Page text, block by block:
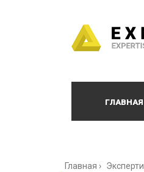
ГЛАВНАЯ
Главная ›